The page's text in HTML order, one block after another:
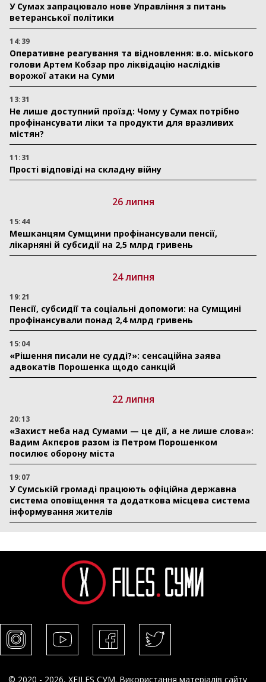
У Сумах запрацювало нове Управління з питань
ветеранської політики
14:39
Оперативне реагування та відновлення: в.о. міського
голови Артем Кобзар про ліквідацію наслідків
ворожої атаки на Суми
13:31
Не лише доступний проїзд: Чому у Сумах потрібно
профінансувати ліки та продукти для вразливих
містян?
11:31
Прості відповіді на складну війну
26 липня
15:44
Мешканцям Сумщини профінансували пенсії,
лікарняні й субсидії на 2,5 млрд гривень
24 липня
19:21
Пенсії, субсидії та соціальні допомоги: на Сумщині
профінансували понад 2,4 млрд гривень
15:04
«Рішення писали не судді?»: сенсаційна заява
адвокатів Порошенка щодо санкцій
22 липня
20:13
«Захист неба над Сумами — це дії, а не лише слова»:
Вадим Акпєров разом із Петром Порошенком
посилює оборону міста
19:07
У Сумській громаді працюють офіційна державна
система оповіщення та додаткова місцева система
інформування жителів
© 2020 - 2026, XFILES СУМ. Використання матеріалів сайту